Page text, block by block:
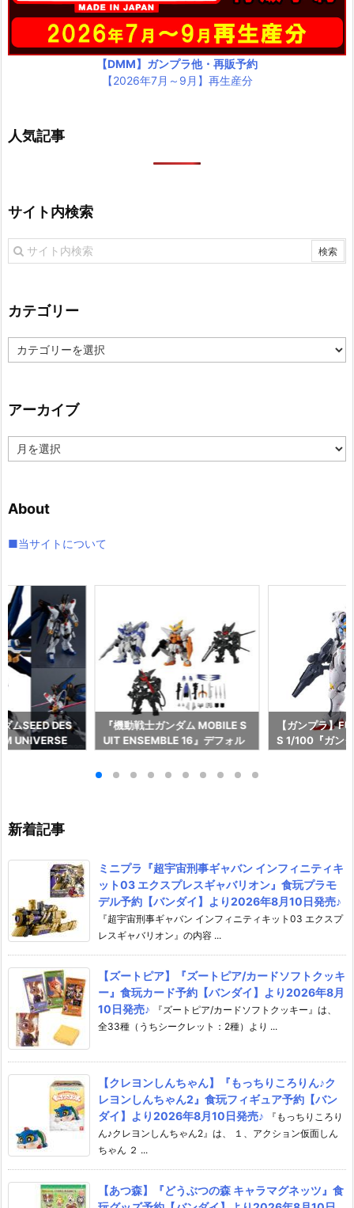
【DMM】ガンプラ他・再販予約
【2026年7月～9月】再生産分
人気記事
サイト内検索
カテゴリー
テ
ー
アーカイブ
ー
ブ
About
■当サイトについて
ムSEED DES
UNIVERSE
『機動戦士ガンダム MOBILE S
UIT ENSEMBLE 16』デフォル
イ】より2026年12月再販予定♪
【ガンプラ】
S 1/100『ガン
新着記事
ミニプラ『超宇宙刑事ギャバン インフィニティキ
ット03 エクスプレスギャバリオン』食玩プラモ
デル予約【バンダイ】より2026年8月10日発売♪
『超宇宙刑事ギャバン インフィニティキット03 エクスプ
レスギャバリオン』の内容 ...
【ズートピア】『ズートピア/カードソフトクッキ
ー』食玩カード予約【バンダイ】より2026年8月
10日発売♪
『ズートピア/カードソフトクッキー』は、
全33種（うちシークレット：2種）より ...
【クレヨンしんちゃん】『もっちりころりん♪ク
レヨンしんちゃん2』食玩フィギュア予約【バン
ダイ】より2026年8月10日発売♪
『もっちりころり
ん♪クレヨンしんちゃん2』は、 １、アクション仮面しん
ちゃん ２ ...
【あつ森】『どうぶつの森 キャラマグネッツ』食